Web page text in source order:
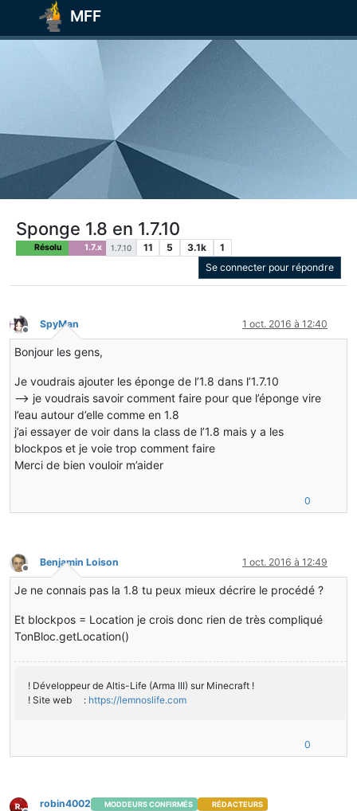
MFF
Sponge 1.8 en 1.7.10
Résolu 1.7.x 1.7.10 11 5 3.1k
1
Se connecter pour répondre
Hors-ligne
SpyMan 1 oct. 2016 à 12:40
Bonjour les gens,
Je voudrais ajouter les éponge de l’1.8 dans l’1.7.10
–> je voudrais savoir comment faire pour que l’éponge vire
l’eau autour d’elle comme en 1.8
j’ai essayer de voir dans la class de l’1.8 mais y a les
blockpos et je voie trop comment faire
Merci de bien vouloir m’aider
0
Hors-ligne
Benjamin Loison 1 oct. 2016 à 12:49
Je ne connais pas la 1.8 tu peux mieux décrire le procédé ?
Et blockpos = Location je crois donc rien de très compliqué
TonBloc.getLocation()
! Développeur de Altis-Life (Arma III) sur Minecraft !
! Site web : https://lemnoslife.com
0
robin4002 MODDEURS CONFIRMÉS
RÉDACTEURS